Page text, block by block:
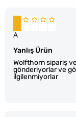
Yanlış Ürün
Wolfthorn sipariş
gönderiyorlar ve
ilgilenmiyorlar
A